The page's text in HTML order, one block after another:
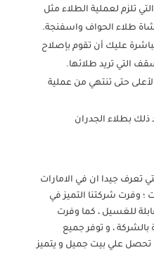
تلزم لعملية الطلاء مثل
طلاء الحواف واسفنجة.
عليك أن تقوم بإصلاح
التي تريد طلائها.
حتى تنتهي من عملية
ذلك بطلاء الجدران
تعرف جيدا ان في الامارات
؛ وفرت شركتنا التميز في
للغسيل ، كما وفرت
، و توفر جميع
تحصل علي بيت جميل و يتميز